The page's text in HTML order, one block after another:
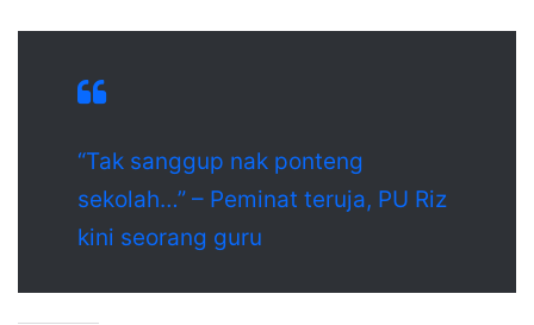
“Tak sanggup nak ponteng
sekolah…” – Peminat teruja, PU Riz
kini seorang guru